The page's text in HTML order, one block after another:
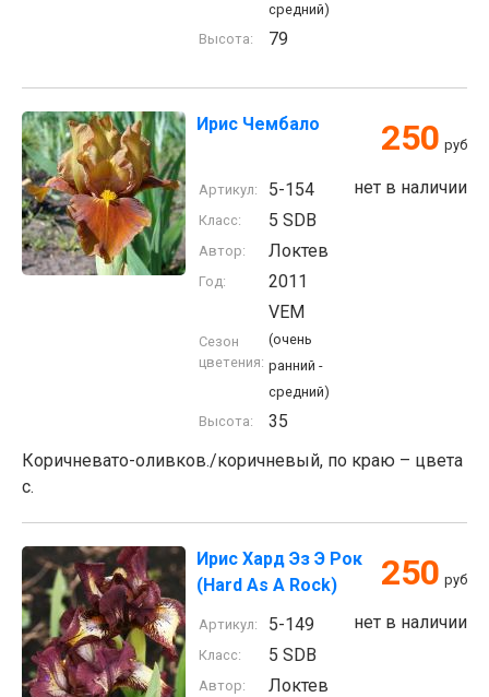
средний)
Высота:
79
Ирис Чембало 250 руб
нет в наличии
Артикул: 5-154
Класс: 5 SDB
Автор: Локтев
Год: 2011
Сезон
цветения:
VEM
(очень
ранний -
средний)
Высота:
35
Коричневато-оливков./коричневый, по краю – цвета
с.
Ирис Хард Эз Э Рок
(Hard As A Rock)
250 руб
нет в наличии
Артикул: 5-149
Класс: 5 SDB
Автор: Локтев